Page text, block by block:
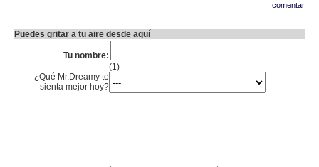
comentar
Puedes gritar a tu aire desde aquí
Tu nombre:
(1)
¿Qué Mr.Dreamy te
sienta mejor hoy?